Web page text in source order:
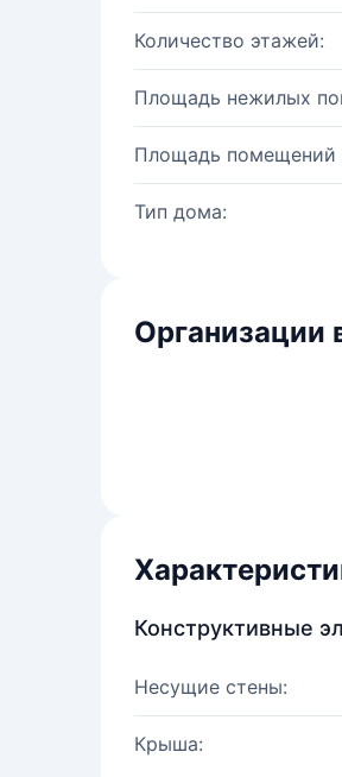
Количество этажей:
Площадь нежилых
Площадь помещений
Тип дома:
Организации
Конструктивные
Несущие стены:
Крыша: